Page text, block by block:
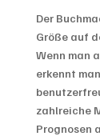
Der
Größe auf
Wenn man
erkennt
zahlreiche
Prognosen